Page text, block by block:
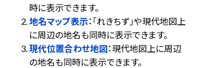
時に表示できます。
地名マップ表示：「れきちず」や現代地図上
に周辺の地名も同時に表示できます。
現代位置合わせ地図：現代地図上に周辺
の地名も同時に表示できます。